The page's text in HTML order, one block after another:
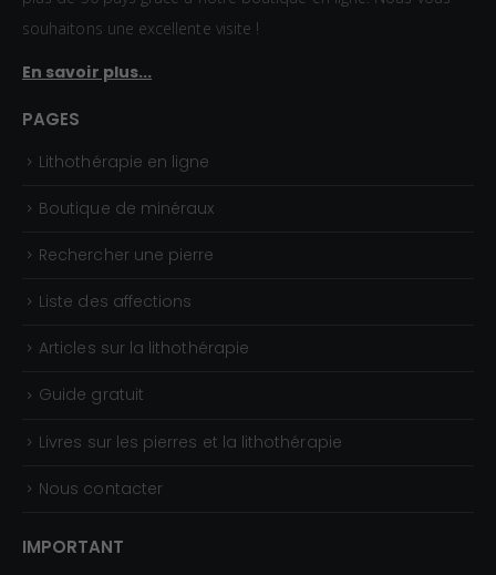
souhaitons une excellente visite !
En savoir plus...
PAGES
Lithothérapie en ligne
Boutique de minéraux
Rechercher une pierre
Liste des affections
Articles sur la lithothérapie
Guide gratuit
Livres sur les pierres et la lithothérapie
Nous contacter
IMPORTANT